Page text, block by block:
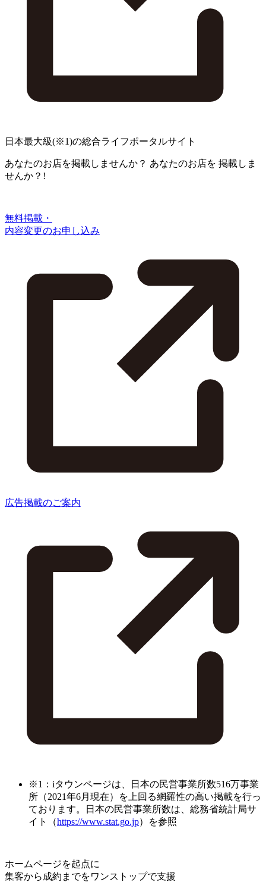
日本最大級(※1)の総合ライフポータルサイト
あなたのお店を掲載しませんか？ あなたのお店を 掲載しま
せんか？!
無料掲載・
内容変更のお申し込み
広告掲載のご案内
※1：iタウンページは、日本の民営事業所数516万事業
所（2021年6月現在）を上回る網羅性の高い掲載を行っ
ております。日本の民営事業所数は、総務省統計局サ
イト（https://www.stat.go.jp）を参照
ホームページを起点に
集客から成約までをワンストップで支援